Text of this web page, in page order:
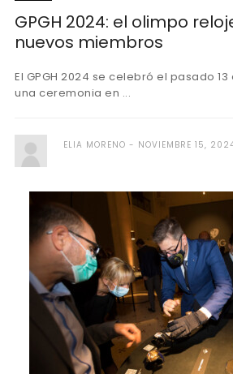
GPGH 2024: el olimpo
nuevos miembros
El GPGH 2024 se celebró el pasado
una ceremonia en ...
ELIA MORENO NOVIEMBRE 15,